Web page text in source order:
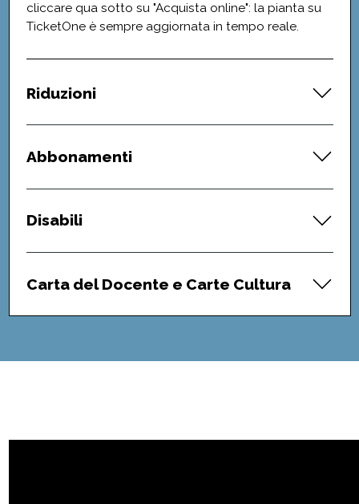
cliccare qua sotto su "Acquista online": la pianta su
TicketOne è sempre aggiornata in tempo reale.
Riduzioni
Abbonamenti
Disabili
Carta del Docente e Carte Cultura